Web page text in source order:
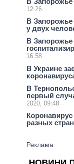
12:26
В Запорожье
у двух
В Запорожье
16:58
В Украине
В
первый
2020, 09:48
разных